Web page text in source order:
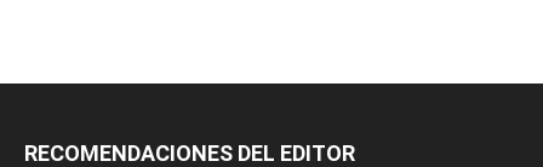
RECOMENDACIONES DEL EDITOR